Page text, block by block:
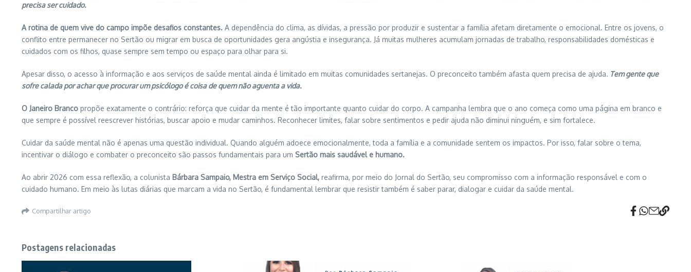
precisa ser cuidado.
A rotina de quem vive do campo impõe desafios constantes. A dependência do clima, as dívidas, a pressão por produzir e sustentar a família afetam diretamente o emocional. Entre os jovens, o
conflito entre permanecer no Sertão ou migrar em busca de oportunidades gera angústia e insegurança. Já muitas mulheres acumulam jornadas de trabalho, responsabilidades domésticas e
cuidados com os filhos, quase sempre sem tempo ou espaço para olhar para si.
Apesar disso, o acesso à informação e aos serviços de saúde mental ainda é limitado em muitas comunidades sertanejas. O preconceito também afasta quem precisa de ajuda. Tem gente que
sofre calada por achar que procurar um psicólogo é coisa de quem não aguenta a vida.
O Janeiro Branco propõe exatamente o contrário: reforça que cuidar da mente é tão importante quanto cuidar do corpo. A campanha lembra que o ano começa como uma página em branco e
que sempre é possível reescrever histórias, buscar apoio e mudar caminhos. Reconhecer limites, falar sobre sentimentos e pedir ajuda não diminui ninguém, e sim fortalece.
Cuidar da saúde mental não é apenas uma questão individual. Quando alguém adoece emocionalmente, toda a família e a comunidade sentem os impactos. Por isso, falar sobre o tema,
incentivar o diálogo e combater o preconceito são passos fundamentais para um Sertão mais saudável e humano.
Ao abrir 2026 com essa reflexão, a colunista Bárbara Sampaio, Mestra em Serviço Social, reafirma, por meio do Jornal do Sertão, seu compromisso com a informação responsável e com o
cuidado humano. Em meio às lutas diárias que marcam a vida no Sertão, é fundamental lembrar que resistir também é saber parar, dialogar e cuidar da saúde mental.
Compartilhar artigo
Postagens relacionadas